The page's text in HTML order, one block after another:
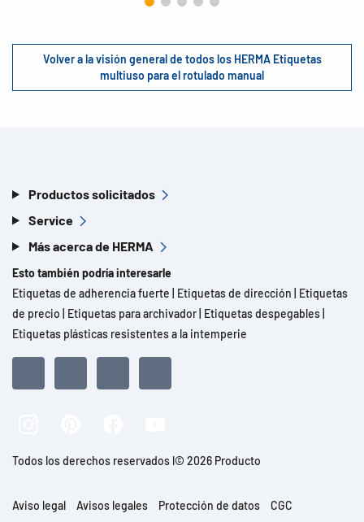
Volver a la visión general de todos los HERMA Etiquetas
multiuso para el rotulado manual
Productos solicitados
Service
Más acerca de HERMA
Esto también podría interesarle
Etiquetas de adherencia fuerte
Etiquetas de dirección
Etiquetas
de precio
Etiquetas para archivador Etiquetas despegables
Etiquetas plásticas resistentes a la intemperie
Todos los derechos reservados l© 2026 Producto
Aviso legal Avisos legales Protección de datos CGC